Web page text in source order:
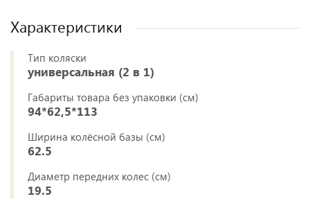
Характеристики
Тип коляски
универсальная (2 в 1)
Габариты товара без упаковки (см)
94*62,5*113
Ширина колёсной базы (см)
62.5
Диаметр передних колес (см)
19.5